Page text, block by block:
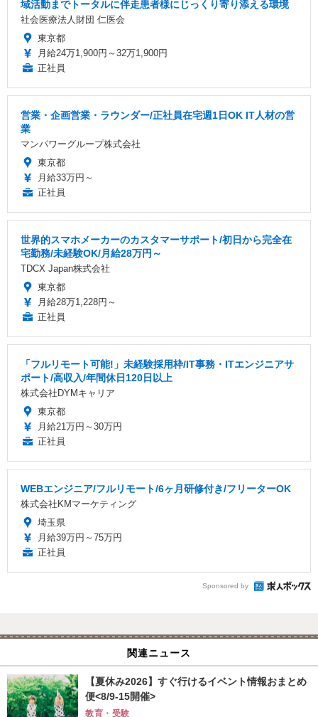
域活動までトータルに伴走患者様にじっくり寄り添える環境
社会医療法人財団 仁医会
東京都
月給24万1,900円～32万1,900円
正社員
営業・企画営業・ラウンダー/正社員在宅週1日OK IT人材の営
業
マンパワーグループ株式会社
東京都
月給33万円～
正社員
世界的スマホメーカーのカスタマーサポート/初日から完全在
宅勤務/未経験OK/月給28万円～
TDCX Japan株式会社
東京都
月給28万1,228円～
正社員
「フルリモート可能!」未経験採用枠/IT事務・ITエンジニアサ
ポート/高収入/年間休日120日以上
株式会社DYMキャリア
東京都
月給21万円～30万円
正社員
WEBエンジニア/フルリモート/6ヶ月研修付き/フリーターOK
株式会社KMマーケティング
埼玉県
月給39万円～75万円
正社員
Sponsored by
関連ニュース
【夏休み2026】すぐ行けるイベント情報おまとめ
便<8/9-15開催>
教育・受験